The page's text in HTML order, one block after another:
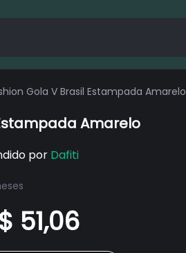
Gola V Brasil Estampada Amarelo
Amarelo
por Dafiti
51,06